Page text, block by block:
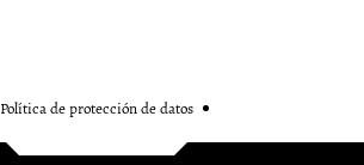
Política de protección de datos